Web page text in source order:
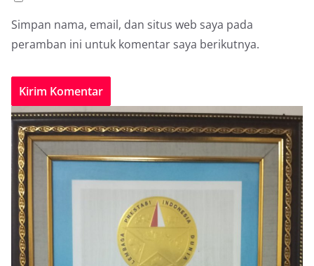
Simpan nama, email, dan situs web saya pada
peramban ini untuk komentar saya berikutnya.